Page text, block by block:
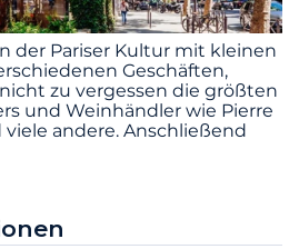
der Pariser Kultur mit kleinen
Geschäften,
zu vergessen die größten
und Weinhändler wie Pierre
andere. Anschließend